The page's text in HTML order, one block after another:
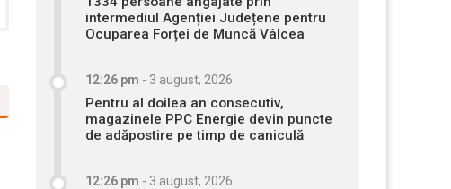
intermediul Agenției Județene pentru
Ocuparea Forței de Muncă Vâlcea
12:26 pm - 3 august, 2026
Pentru al doilea an consecutiv,
magazinele PPC Energie devin puncte
de adăpostire pe timp de caniculă
12:26 pm - 3 august, 2026